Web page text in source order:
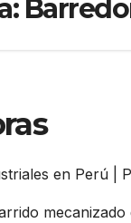
en Perú |